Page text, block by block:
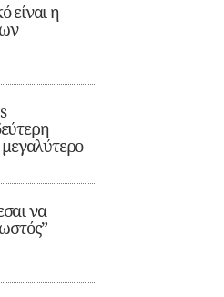
είναι η
μεγαλύτερο
να